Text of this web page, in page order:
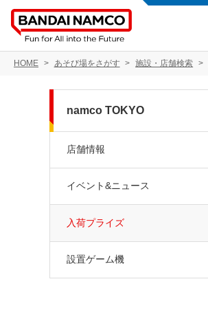
HOME あそび場をさがす 施設・店舗検索
namco TOKYO
店舗情報
イベント&ニュース
入荷プライズ
設置ゲーム機